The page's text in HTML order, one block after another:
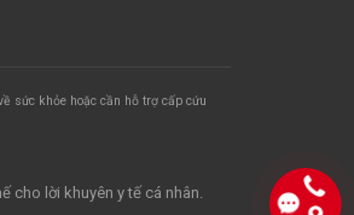
cho lời khuyên y tế cá nhân.
sức khỏe hoặc cần hỗ trợ cấp cứu